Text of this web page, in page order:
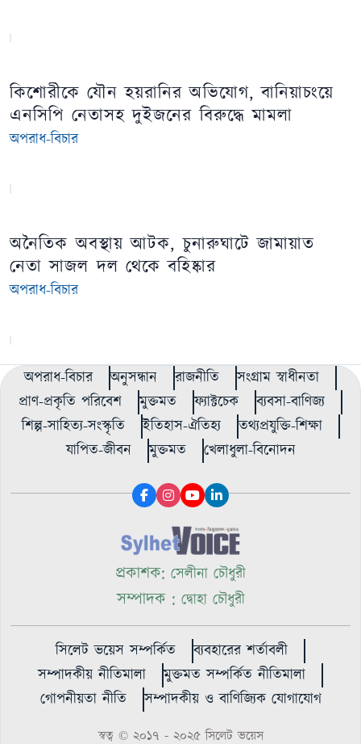
কিশোরীকে যৌন হয়রানির অভিযোগ, বানিয়াচংয়ে
এনসিপি নেতাসহ দুইজনের বিরুদ্ধে মামলা
অপরাধ-বিচার
অনৈতিক অবস্থায় আটক, চুনারুঘাটে জামায়াত
নেতা সাজল দল থেকে বহিষ্কার
অপরাধ-বিচার
অপরাধ-বিচার অনুসন্ধান রাজনীতি
সংগ্রাম স্বাধীনতা
প্রাণ-প্রকৃতি পরিবেশ
মুক্তমত ফ্যাক্টচেক
ব্যবসা-বাণিজ্য
শিল্প-সাহিত্য-সংস্কৃতি
ইতিহাস-ঐতিহ্য
তথ্যপ্রযুক্তি-শিক্ষা
যাপিত-জীবন
মুক্তমত খেলাধুলা-বিনোদন
প্রকাশক: সেলীনা চৌধুরী
সম্পাদক : দ্বোহা চৌধুরী
সিলেট ভয়েস সম্পর্কিত
ব্যবহারের শর্তাবলী
সম্পাদকীয় নীতিমালা
মুক্তমত সম্পর্কিত নীতিমালা
গোপনীয়তা নীতি
সম্পাদকীয় ও বাণিজ্যিক যোগাযোগ
স্বত্ব © ২০১৭ - ২০২৫ সিলেট ভয়েস